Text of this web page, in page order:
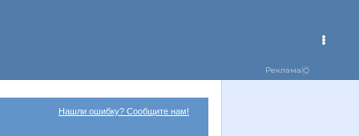
Нашли ошибку? Сообщите нам!